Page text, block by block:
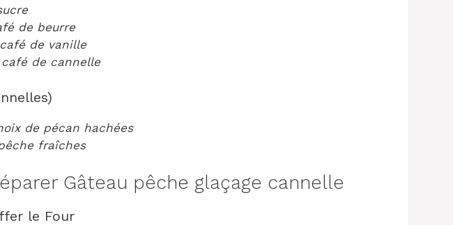
de beurre
de vanille
de cannelle
de pécan hachées
fraîches
Gâteau pêche glaçage cannelle
le Four